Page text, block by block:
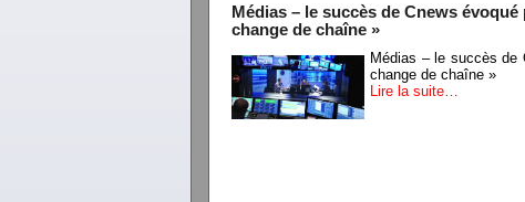
Médias – le succès de Cnews
change de chaîne »
Médias – le succès de
change de chaîne »
Lire la suite…